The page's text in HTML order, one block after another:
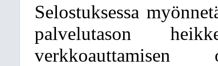
Selostuksessa
palvelutason
verkkoauttamisen